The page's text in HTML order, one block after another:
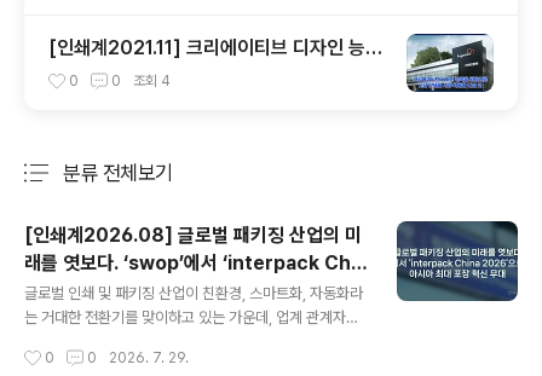
[인쇄계2021.11] 크리에이티브 디자인 능력
을 바탕으로 고급 인쇄물 시장 확대에 나설 것
0 0 조회 4
분류 전체보기
[인쇄계2026.08] 글로벌 패키징 산업의 미
래를 엿보다. ‘swop’에서 ‘interpack Chin
a 2026’으로의 도약, 아시아 최대 포장 혁신
무대
글로벌 인쇄 및 패키징 산업이 친환경, 스마트화, 자동화라
는 거대한 전환기를 맞이하고 있는 가운데, 업계 관계자들
최된다. 2026년 11월 16일부터 18일까지 상하이 신국제
0 0 2026. 7. 29.